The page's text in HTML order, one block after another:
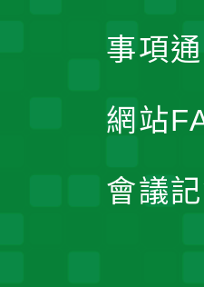
事項
網站
會議